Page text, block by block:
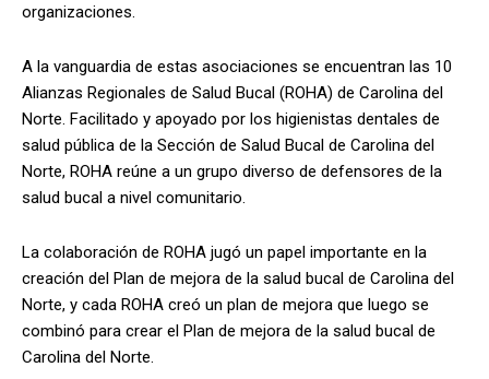
organizaciones.
A la vanguardia de estas asociaciones se encuentran las 10
Alianzas Regionales de Salud Bucal (ROHA) de Carolina del
Norte. Facilitado y apoyado por los higienistas dentales de
salud pública de la Sección de Salud Bucal de Carolina del
Norte, ROHA reúne a un grupo diverso de defensores de la
salud bucal a nivel comunitario.
La colaboración de ROHA jugó un papel importante en la
creación del Plan de mejora de la salud bucal de Carolina del
Norte, y cada ROHA creó un plan de mejora que luego se
combinó para crear el Plan de mejora de la salud bucal de
Carolina del Norte.